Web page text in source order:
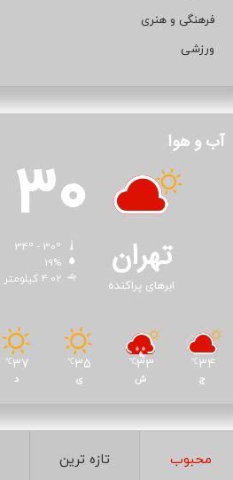
فرهنگی و هنری
ورزشی
آب و هوا
تهران
ابرهای پراکنده
30
19%
4.02 کیلومتر
34
℃
ج
33
℃
ش
35
℃
ی
37
℃
د
محبوب تازه ترین